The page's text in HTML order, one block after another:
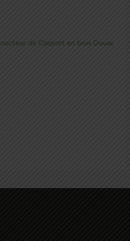
de Carport en bois Douai,